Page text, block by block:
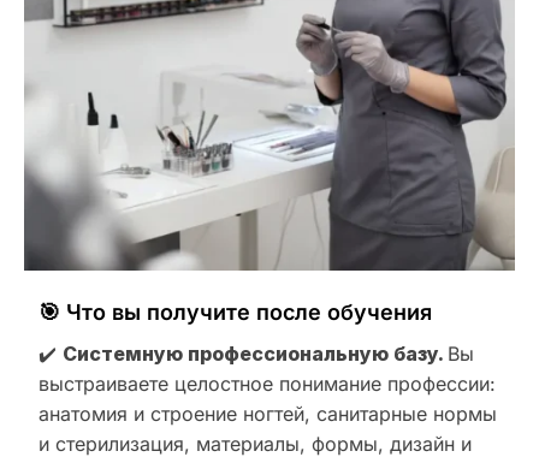
🎯 Что вы получите после обучения
✔️ Системную профессиональную базу. Вы
выстраиваете целостное понимание профессии:
анатомия и строение ногтей, санитарные нормы
и стерилизация, материалы, формы, дизайн и